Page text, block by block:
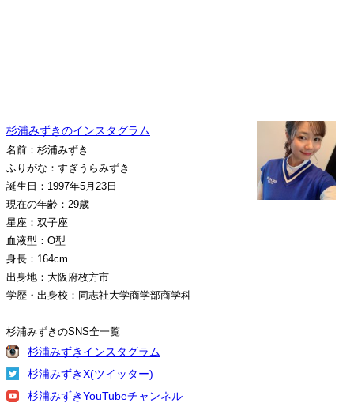
杉浦みずきのインスタグラム
名前：杉浦みずき
ふりがな：すぎうらみずき
誕生日：1997年5月23日
現在の年齢：29歳
星座：双子座
血液型：O型
身長：164cm
出身地：大阪府枚方市
学歴・出身校：同志社大学商学部商学科
杉浦みずきのSNS全一覧
杉浦みずきインスタグラム
杉浦みずきX(ツイッター)
杉浦みずきYouTubeチャンネル